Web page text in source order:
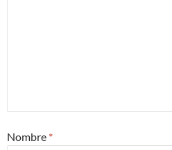
Nombre *